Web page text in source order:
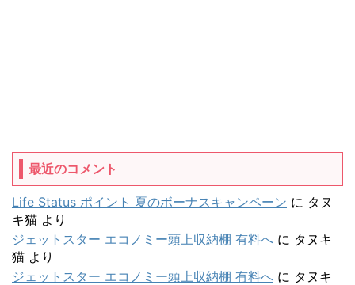
最近のコメント
Life Status ポイント 夏のボーナスキャンペーン に タヌ
キ猫 より
ジェットスター エコノミー頭上収納棚 有料へ に タヌキ
猫 より
ジェットスター エコノミー頭上収納棚 有料へ に タヌキ